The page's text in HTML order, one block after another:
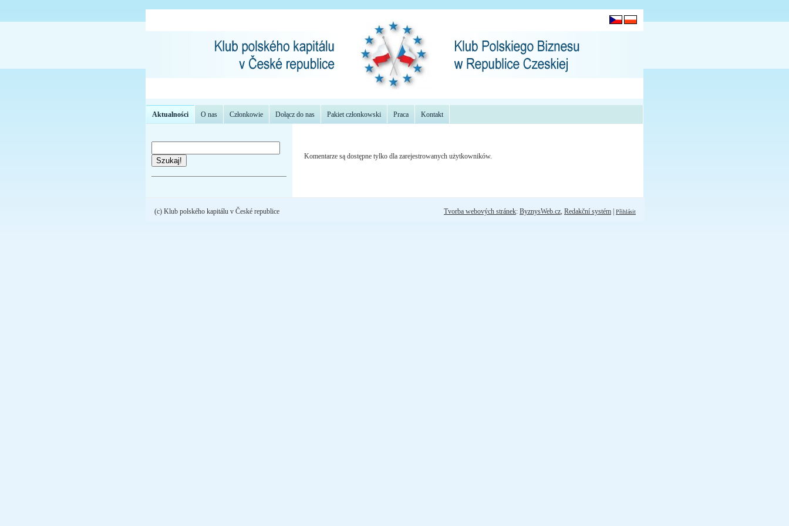
Aktualności O nas Członkowie Dołącz do nas Pakiet członkowski Praca Kontakt
Szukaj! Komentarze są dostępne tylko dla zarejestrowanych użytkowników.
Tvorba webových stránek: ByznysWeb.cz, Redakční systém Přihlásit
(c) Klub polského kapitálu v České republice